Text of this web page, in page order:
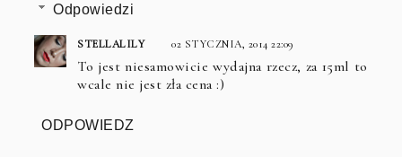
Odpowiedzi
STELLALILY 02 STYCZNIA, 2014 22:09
To jest niesamowicie wydajna rzecz, za 15ml to
wcale nie jest zła cena :)
ODPOWIEDZ